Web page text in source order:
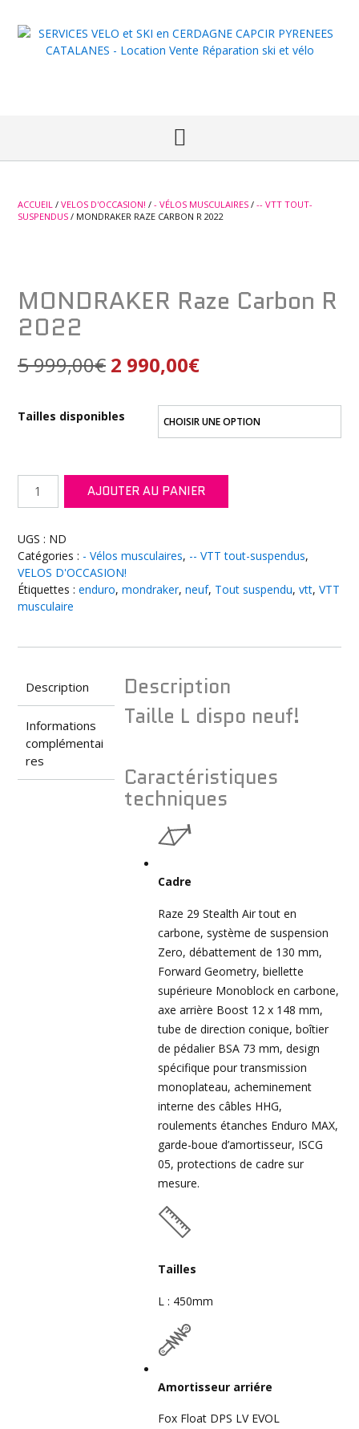
content
ACCUEIL / VELOS D'OCCASION! / - VÉLOS MUSCULAIRES / -- VTT TOUT-
SUSPENDUS / MONDRAKER RAZE CARBON R 2022
MONDRAKER Raze Carbon R
2022
5 999,00€ Le
initial
5
2 990,00€Le
actuel
2
Tailles disponibles
Raze
Carbon
R
2022
AJOUTER AU PANIER
UGS : ND
Catégories : - Vélos musculaires, -- VTT tout-suspendus,
VELOS D'OCCASION!
Étiquettes : enduro, mondraker, neuf, Tout suspendu, vtt, VTT
musculaire
Description
Informations
complémentai
res
Description
Taille L dispo neuf!
Caractéristiques
techniques
Cadre
Raze 29 Stealth Air tout en
carbone, système de suspension
Zero, débattement de 130 mm,
Forward Geometry, biellette
supérieure Monoblock en carbone,
axe arrière Boost 12 x 148 mm,
tube de direction conique, boîtier
de pédalier BSA 73 mm, design
spécifique pour transmission
monoplateau, acheminement
interne des câbles HHG,
roulements étanches Enduro MAX,
garde-boue d’amortisseur, ISCG
05, protections de cadre sur
mesure.
Tailles
L : 450mm
Amortisseur arriére
Fox Float DPS LV EVOL